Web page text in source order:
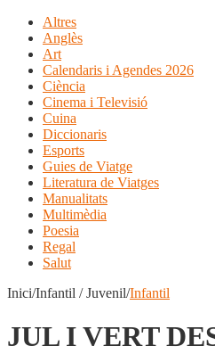
Altres
Anglès
Art
Calendaris i Agendes 2026
Ciència
Cinema i Televisió
Cuina
Diccionaris
Esports
Guies de Viatge
Literatura de Viatges
Manualitats
Multimèdia
Poesia
Regal
Salut
Inici/Infantil / Juvenil/Infantil
JUL I VERT